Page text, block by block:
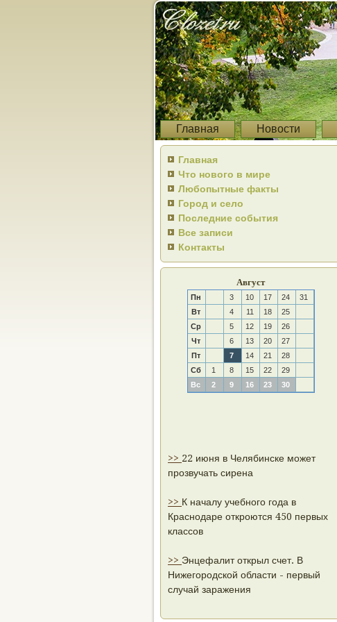
Главная Новости
Главная
Что нового в мире
Любопытные факты
Город и село
Последние события
Все записи
Контакты
Август
Пн 3 10 17 24
31
Вт
4 11 18
25
Ср
5 12 19
26
Чт
6 13 20
27
Пт
7 14 21
28
Сб
1 8 15 22
29
Вс
2 9 16 23 30
>> 22 июня в Челябинске может
прозвучать сирена
>> К началу учебного года в
Краснодаре откроются 450 первых
классов
>> Энцефалит открыл счет. В
Нижегородской области - первый
случай заражения